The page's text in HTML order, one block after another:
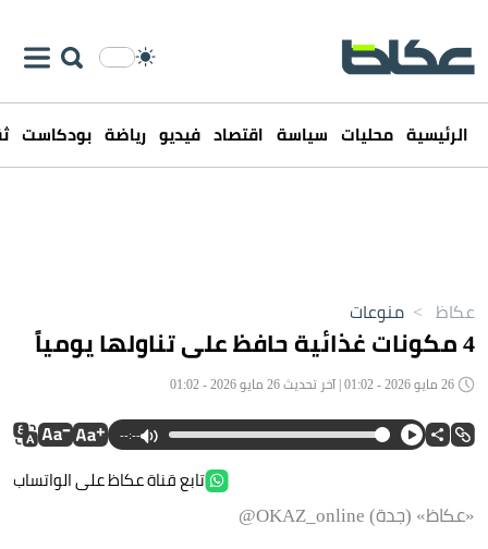
الرئيسية محليات سياسة اقتصاد فيديو رياضة بودكاست
عكاظ > منوعات
4 مكونات غذائية حافظ على تناولها يومياً
--:--
تابع قناة عكاظ على الواتساب
«عكاظ» (جدة) OKAZ_online@